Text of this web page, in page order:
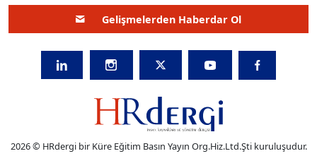
Gelişmelerden Haberdar Ol
2026 © HRdergi bir Küre Eğitim Basın Yayın Org.Hiz.Ltd.Şti kuruluşudur.